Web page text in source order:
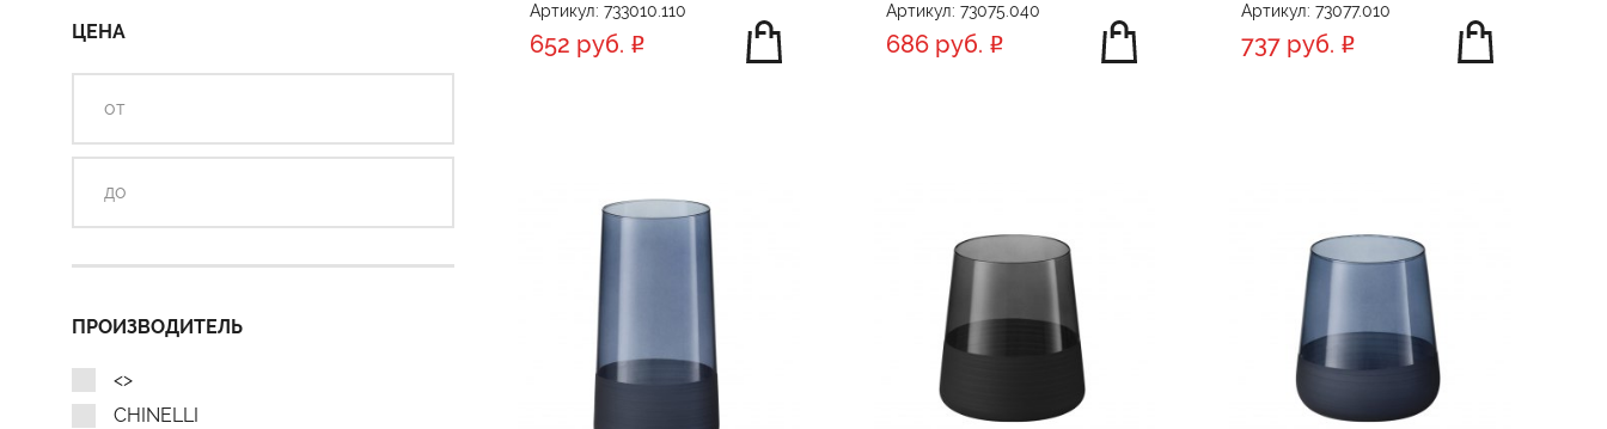
ЦЕНА
ПРОИЗВОДИТЕЛЬ
<>
CHINELLI
Артикул: 733010.110
652 руб.
Артикул: 73075.040
686 руб.
Артикул: 73077.010
737 руб.